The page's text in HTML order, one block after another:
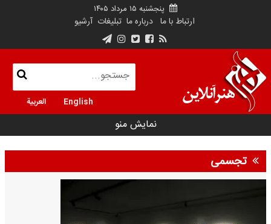
پنجشنبه ۱۵ مرداد ۱۴۰۵
ارتباط با ما درباره ما تبلیغات آرشیو
English العربية
نمایش منو
تجسمی